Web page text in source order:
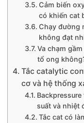
Cảm biến
có khiến cat
Chạy đường
không đạt
Va chạm
tổ ong
Tắc catalytic
cơ và hệ thống
suất và nhiệt
Tắc cat có